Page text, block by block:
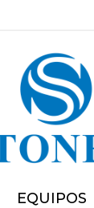
EQUIPOS